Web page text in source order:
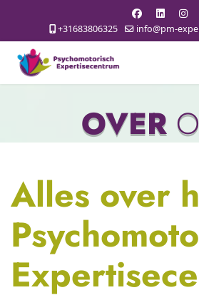
+31683806325 info@pm-
OVER
Alles over